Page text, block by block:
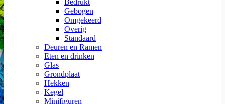
Bedrukt
Gebogen
Omgekeerd
Overig
Standaard
Deuren en Ramen
Eten en drinken
Glas
Grondplaat
Hekken
Kegel
Minifiguren